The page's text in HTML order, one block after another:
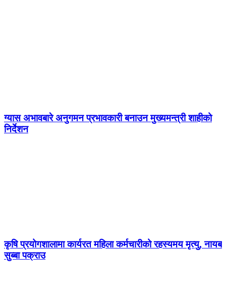
ग्यास अभावबारे अनुगमन प्रभावकारी बनाउन मुख्यमन्त्री शाहीको
निर्देशन
कृषि प्रयोगशालामा कार्यरत महिला कर्मचारीको रहस्यमय मृत्यु, नायब
सुब्बा पक्राउ